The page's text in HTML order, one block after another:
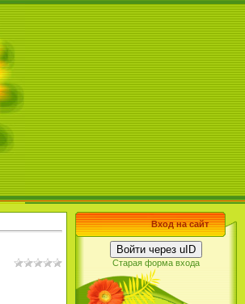
Вход на сайт
Войти через uID
Старая форма входа